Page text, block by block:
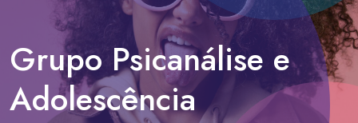
Grupo Psicanálise e
Adolescência